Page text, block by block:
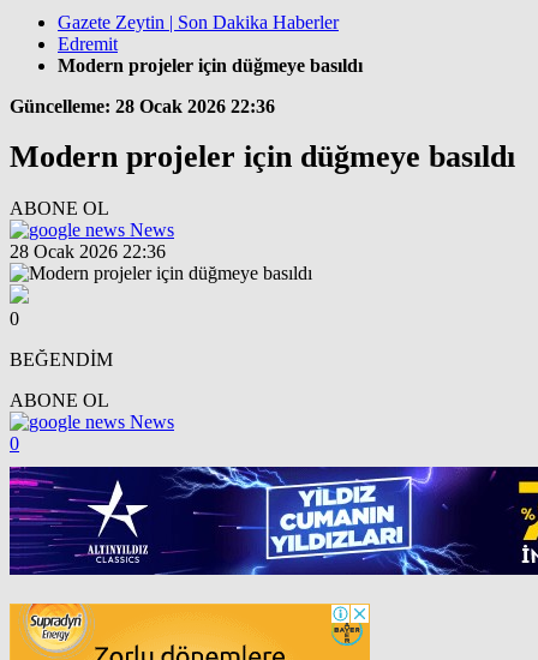
Gazete Zeytin | Son Dakika Haberler
Edremit
Modern projeler için düğmeye basıldı
Güncelleme: 28 Ocak 2026 22:36
Modern projeler için düğmeye basıldı
ABONE OL
News
28 Ocak 2026 22:36
0
BEĞENDİM
ABONE OL
News
0